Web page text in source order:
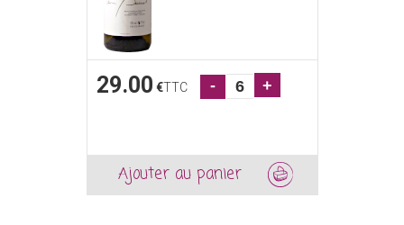
29.00 €TTC - +
Ajouter au panier